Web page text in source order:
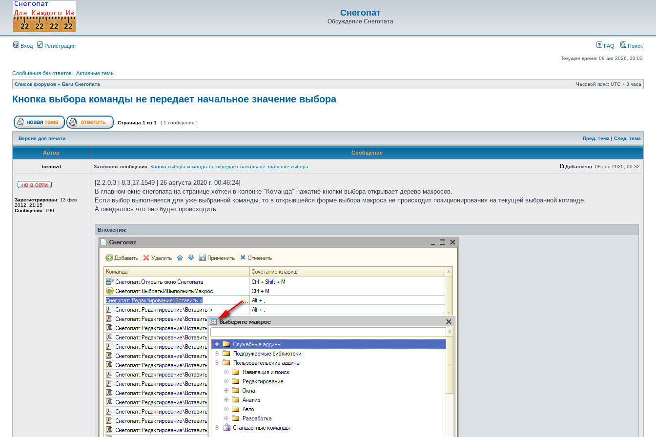
Снегопат
Обсуждение Снегопата
Вход Регистрация FAQ Поиск
Текущее время: 08 авг 2026, 20:03
Сообщения без ответов | Активные темы
Список форумов » Баги Снегопата Часовой пояс: UTC + 3 часа
Кнопка выбора команды не передает начальное значение выбора
Страница 1 из 1 [ 1 сообщение ]
Версия для печати Пред. тема | След. тема
Автор Сообщение
tormozit Заголовок сообщения: Кнопка выбора команды не передает начальное значение выбора Добавлено: 08 сен 2020, 00:32
Зарегистрирован: 13 фев
2012, 21:15
Сообщения: 190
[2.2.0.3 | 8.3.17.1549 | 26 августа 2020 г. 00:46:24]
В главном окне снегопата на странице хоткеи в колонке "Команда" нажатие кнопки выбора открывает дерево макросов.
Если выбор выполняется для уже выбранной команды, то в открывшейся форме выбора макроса не происходит позиционирования на текущей выбранной команде.
А ожидалось что оно будет происходить
Вложения: